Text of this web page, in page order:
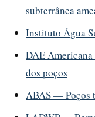
subterrânea
Instituto Água
DAE
dos poços
ABAS — Poços